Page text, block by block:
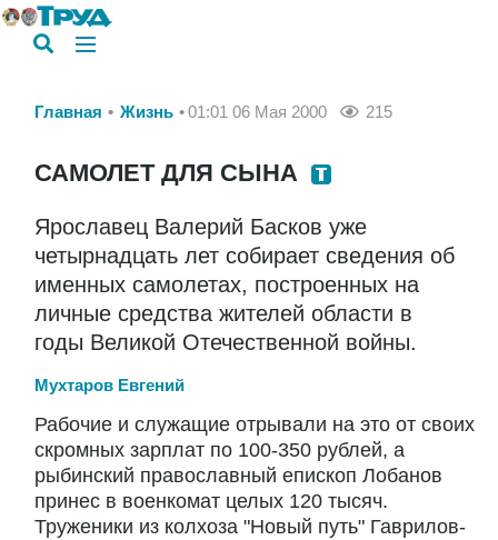
Главная Жизнь 01:01 06 Мая 2000 215
САМОЛЕТ ДЛЯ СЫНА
Ярославец Валерий Басков уже
четырнадцать лет собирает сведения об
именных самолетах, построенных на
личные средства жителей области в
годы Великой Отечественной войны.
Мухтаров Евгений
Рабочие и служащие отрывали на это от своих
скромных зарплат по 100-350 рублей, а
рыбинский православный епископ Лобанов
принес в военкомат целых 120 тысяч.
Труженики из колхоза "Новый путь" Гаврилов-